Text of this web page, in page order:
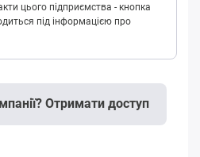
цього підприємства - кнопка
під інформацією про
Отримати доступ